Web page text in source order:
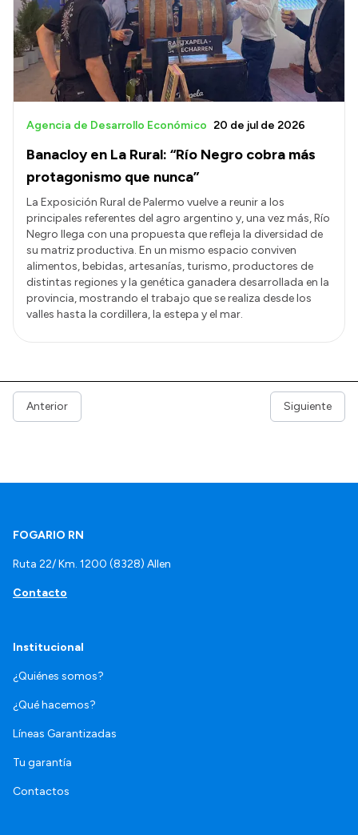
Banacloy en La Rural: “Río Negro cobra más
protagonismo que nunca”
Agencia de Desarrollo Económico 20 de jul de 2026
La Exposición Rural de Palermo vuelve a reunir a los
principales referentes del agro argentino y, una vez más, Río
Negro llega con una propuesta que refleja la diversidad de
su matriz productiva. En un mismo espacio conviven
alimentos, bebidas, artesanías, turismo, productores de
distintas regiones y la genética ganadera desarrollada en la
provincia, mostrando el trabajo que se realiza desde los
valles hasta la cordillera, la estepa y el mar.
Anterior Siguiente
FOGARIO RN
Ruta 22/ Km. 1200 (8328) Allen
Contacto
Institucional
¿Quiénes somos?
¿Qué hacemos?
Líneas Garantizadas
Tu garantía
Contactos